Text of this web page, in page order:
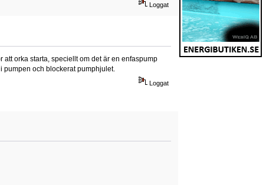
Loggat
orka starta, speciellt om det är en enfaspump
pumpen och blockerat pumphjulet.
Loggat